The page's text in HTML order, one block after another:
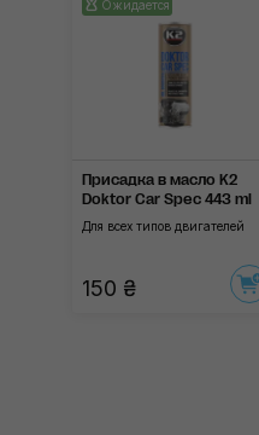
Ожидается
Присадка в масло K2
Doktor Car Spec 443 ml
Для всех типов двигателей
150 ₴